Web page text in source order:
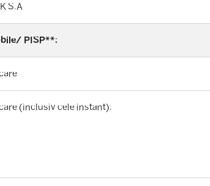
S.A
PISP**:
(inclusiv cele instant):